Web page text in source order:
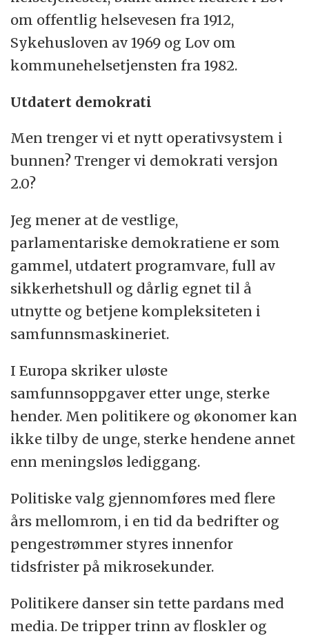
om offentlig helsevesen fra 1912,
Sykehusloven av 1969 og Lov om
kommunehelsetjensten fra 1982.
Utdatert demokrati
Men trenger vi et nytt operativsystem i
bunnen? Trenger vi demokrati versjon
2.0?
Jeg mener at de vestlige,
parlamentariske demokratiene er som
gammel, utdatert programvare, full av
sikkerhetshull og dårlig egnet til å
utnytte og betjene kompleksiteten i
samfunnsmaskineriet.
I Europa skriker uløste
samfunnsoppgaver etter unge, sterke
hender. Men politikere og økonomer kan
ikke tilby de unge, sterke hendene annet
enn meningsløs lediggang.
Politiske valg gjennomføres med flere
års mellomrom, i en tid da bedrifter og
pengestrømmer styres innenfor
tidsfrister på mikrosekunder.
Politikere danser sin tette pardans med
media. De tripper trinn av floskler og